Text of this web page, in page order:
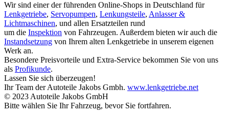
Wir sind einer der führenden Online-Shops in Deutschland für
Lenkgetriebe, Servopumpen, Lenkungsteile, Anlasser &
Lichtmaschinen, und allen Ersatzteilen rund
um die Inspektion von Fahrzeugen. Außerdem bieten wir auch die
Instandsetzung von Ihrem alten Lenkgetriebe in unserem eigenen
Werk an.
Besondere Preisvorteile und Extra-Service bekommen Sie von uns
als Profikunde.
Lassen Sie sich überzeugen!
Ihr Team der Autoteile Jakobs Gmbh. www.lenkgetriebe.net
© 2023 Autoteile Jakobs GmbH
Bitte wählen Sie Ihr Fahrzeug, bevor Sie fortfahren.